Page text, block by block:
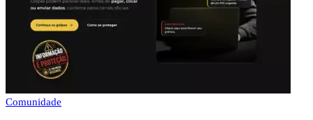
Comunidade